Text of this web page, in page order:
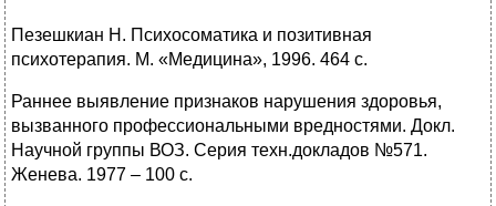
Пезешкиан Н. Психосоматика и позитивная
психотерапия. М. «Медицина», 1996. 464 с.
Раннее выявление признаков нарушения здоровья,
вызванного профессиональными вредностями. Докл.
Научной группы ВОЗ. Серия техн.докладов №571.
Женева. 1977 – 100 с.